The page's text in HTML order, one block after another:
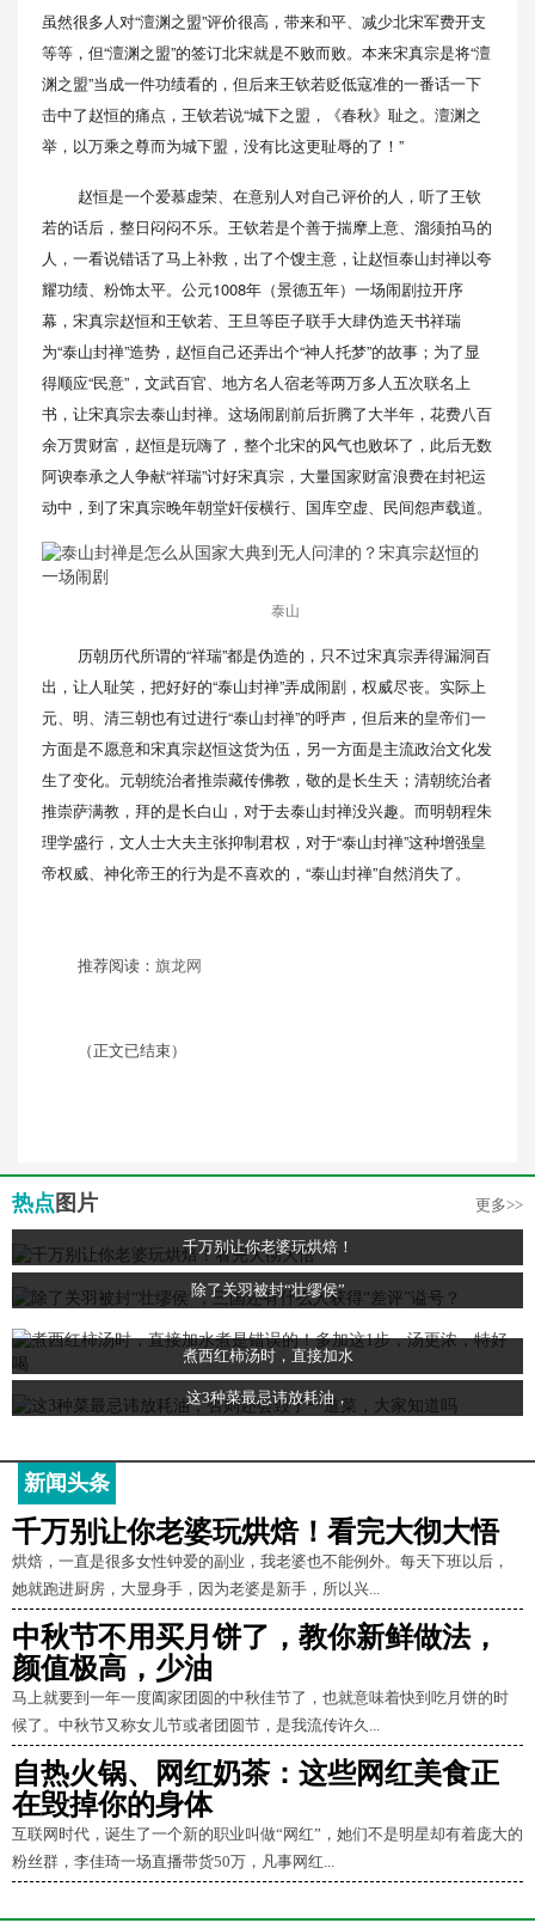
虽然很多人对“澶渊之盟”评价很高，带来和平、减少北宋军费开支
等等，但“澶渊之盟”的签订北宋就是不败而败。本来宋真宗是将“澶
渊之盟”当成一件功绩看的，但后来王钦若贬低寇准的一番话一下
击中了赵恒的痛点，王钦若说“城下之盟，《春秋》耻之。澶渊之
举，以万乘之尊而为城下盟，没有比这更耻辱的了！”
赵恒是一个爱慕虚荣、在意别人对自己评价的人，听了王钦
若的话后，整日闷闷不乐。王钦若是个善于揣摩上意、溜须拍马的
人，一看说错话了马上补救，出了个馊主意，让赵恒泰山封禅以夸
耀功绩、粉饰太平。公元1008年（景德五年）一场闹剧拉开序
幕，宋真宗赵恒和王钦若、王旦等臣子联手大肆伪造天书祥瑞
为“泰山封禅”造势，赵恒自己还弄出个“神人托梦”的故事；为了显
得顺应“民意”，文武百官、地方名人宿老等两万多人五次联名上
书，让宋真宗去泰山封禅。这场闹剧前后折腾了大半年，花费八百
余万贯财富，赵恒是玩嗨了，整个北宋的风气也败坏了，此后无数
阿谀奉承之人争献“祥瑞”讨好宋真宗，大量国家财富浪费在封祀运
动中，到了宋真宗晚年朝堂奸佞横行、国库空虚、民间怨声载道。
泰山
历朝历代所谓的“祥瑞”都是伪造的，只不过宋真宗弄得漏洞百
出，让人耻笑，把好好的“泰山封禅”弄成闹剧，权威尽丧。实际上
元、明、清三朝也有过进行“泰山封禅”的呼声，但后来的皇帝们一
方面是不愿意和宋真宗赵恒这货为伍，另一方面是主流政治文化发
生了变化。元朝统治者推崇藏传佛教，敬的是长生天；清朝统治者
推崇萨满教，拜的是长白山，对于去泰山封禅没兴趣。而明朝程朱
理学盛行，文人士大夫主张抑制君权，对于“泰山封禅”这种增强皇
帝权威、神化帝王的行为是不喜欢的，“泰山封禅”自然消失了。
推荐阅读： 旗龙网
（正文已结束）
热点 图片 更多>>
千万别让你老婆玩烘焙！
除了关羽被封“壮缪侯”
煮西红柿汤时，直接加水
这3种菜最忌讳放耗油，
新闻头条
千万别让你老婆玩烘焙！看完大彻大悟
烘焙，一直是很多女性钟爱的副业，我老婆也不能例外。每天下班以后，
她就跑进厨房，大显身手，因为老婆是新手，所以兴...
中秋节不用买月饼了，教你新鲜做法，
颜值极高，少油
马上就要到一年一度阖家团圆的中秋佳节了，也就意味着快到吃月饼的时
候了。中秋节又称女儿节或者团圆节，是我流传许久...
自热火锅、网红奶茶：这些网红美食正
在毁掉你的身体
互联网时代，诞生了一个新的职业叫做“网红”，她们不是明星却有着庞大的
粉丝群，李佳琦一场直播带货50万，凡事网红...